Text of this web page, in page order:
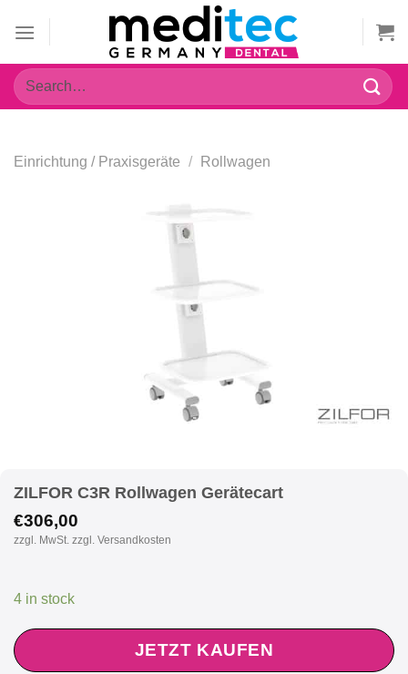
Inhalt
Search
for:
Einrichtung / Praxisgeräte / Rollwagen
ZILFOR C3R Rollwagen Gerätecart
€306,00
zzgl. MwSt. zzgl. Versandkosten
4 in stock
JETZT KAUFEN